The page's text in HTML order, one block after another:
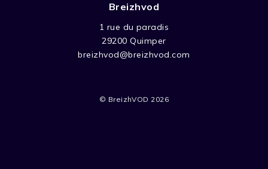
Breizhvod
1 rue du paradis
29200 Quimper
breizhvod@breizhvod.com
© BreizhVOD 2026